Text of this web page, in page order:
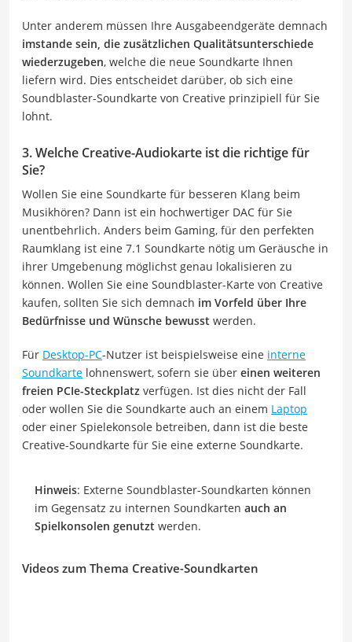
Unter anderem müssen Ihre Ausgabeendgeräte demnach
imstande sein, die zusätzlichen Qualitätsunterschiede
wiederzugeben, welche die neue Soundkarte Ihnen
liefern wird. Dies entscheidet darüber, ob sich eine
Soundblaster-Soundkarte von Creative prinzipiell für Sie
lohnt.
3. Welche Creative-Audiokarte ist die richtige für
Sie?
Wollen Sie eine Soundkarte für besseren Klang beim
Musikhören? Dann ist ein hochwertiger DAC für Sie
unentbehrlich. Anders beim Gaming, für den perfekten
Raumklang ist eine 7.1 Soundkarte nötig um Geräusche in
ihrer Umgebenung möglichst genau lokalisieren zu
können. Wollen Sie eine Soundblaster-Karte von Creative
kaufen, sollten Sie sich demnach im Vorfeld über Ihre
Bedürfnisse und Wünsche bewusst werden.
Für Desktop-PC-Nutzer ist beispielsweise eine interne
Soundkarte lohnenswert, sofern sie über einen weiteren
freien PCIe-Steckplatz verfügen. Ist dies nicht der Fall
oder wollen Sie die Soundkarte auch an einem Laptop
oder einer Spielekonsole betreiben, dann ist die beste
Creative-Soundkarte für Sie eine externe Soundkarte.
Hinweis: Externe Soundblaster-Soundkarten können
im Gegensatz zu internen Soundkarten auch an
Spielkonsolen genutzt werden.
Videos zum Thema Creative-Soundkarten